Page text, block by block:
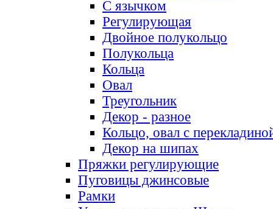
С язычком
Регулирующая
Двойное полукольцо
Полукольца
Кольца
Овал
Треугольник
Декор - разное
Кольцо, овал с
Декор на шипах
Пряжки регулирующие
Пуговицы джинсовые
Рамки